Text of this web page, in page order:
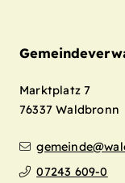
Marktplatz 7
76337 Waldbronn
07243 609-0